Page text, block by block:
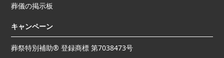
葬儀の掲示板
キャンペーン
葬祭特別補助® 登録商標 第7038473号